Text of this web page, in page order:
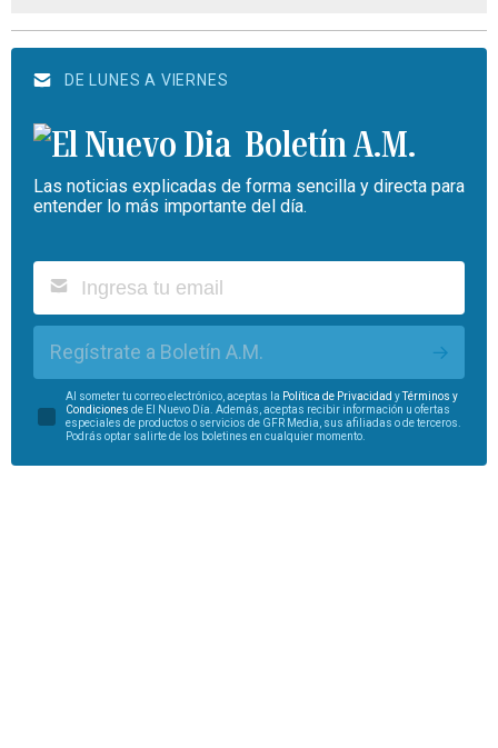
DE LUNES A VIERNES
Boletín A.M.
Las noticias explicadas de forma sencilla y directa para
entender lo más importante del día.
Regístrate a Boletín A.M.
Al someter tu correo electrónico, aceptas la Política de Privacidad y
Términos y
Condiciones de El Nuevo Día. Además, aceptas recibir información u ofertas
especiales de productos o servicios de GFR Media, sus afiliadas o de terceros.
Podrás optar salirte de los boletines en cualquier momento.